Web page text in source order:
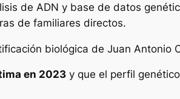
de ADN y base de datos
de familiares directos.
biológica de Juan Antonio
en 2023 y que el perfil